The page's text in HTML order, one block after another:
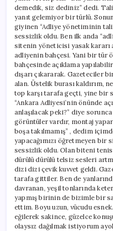
demedik, siz dediniz” dedi.
yanıt gelemiyor bir türlü.
giyinen “Adliye yönetiminin
sessizlik oldu. Ben ilk anda
sitenin yöneticisi yasak kararı
adliyenin bahçesi. Yani bir tür
bahçesinde açıklama
dışarı çıkararak. Gazeteciler
alan. Üstelik burası kaldırım,
top karşı tarafa geçti, yine bir
“Ankara Adliyesi’nin önünde
anlaşılacak peki?” diye
görüntüler vardır, montaj
boşa takılmamış” , dedim
yapacağımızı öğretmeyen bir
sessizlik oldu. Olan biteni
dürülü dürülü telsiz sesleri
dizi dizi çevik kuvvet geldi.
tarafa gittiler. Ben de
davranan, yeşil tonlarında
yapmış birinin de bizimle bir
ettim. Boyu uzun, vücudu
eğilerek sakince, güzelce
olaysız dağılmak istiyorum